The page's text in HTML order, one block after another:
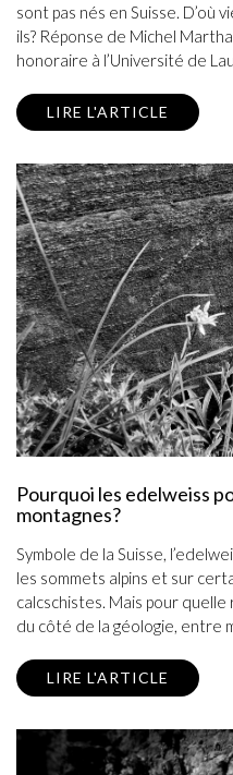
sont pas nés en Suisse. D’où
ils? Réponse de Michel
honoraire à l’Université de
LIRE L'ARTICLE
Pourquoi les edelweiss
montagnes?
Symbole de la Suisse,
les sommets alpins et sur
calcschistes. Mais pour
du côté de la géologie, entre
LIRE L'ARTICLE